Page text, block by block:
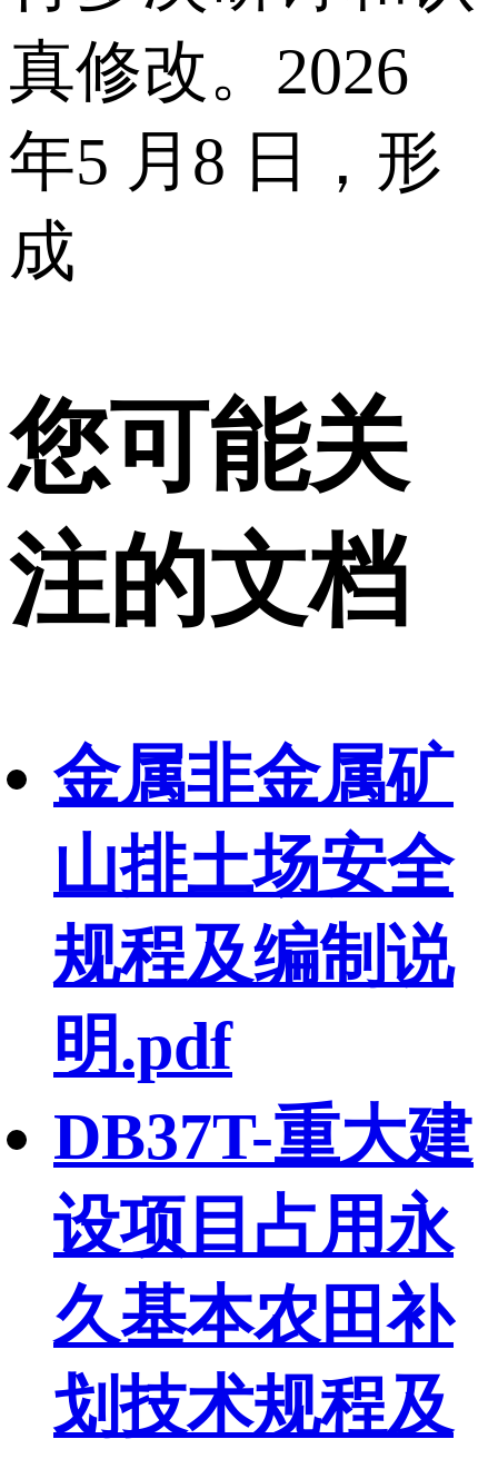
真修改。2026
年5 月8 日，形
成
您可能关
注的文档
金属非金属矿
山排土场安全
规程及编制说
明.pdf
DB37T-重大建
设项目占用永
久基本农田补
划技术规程及